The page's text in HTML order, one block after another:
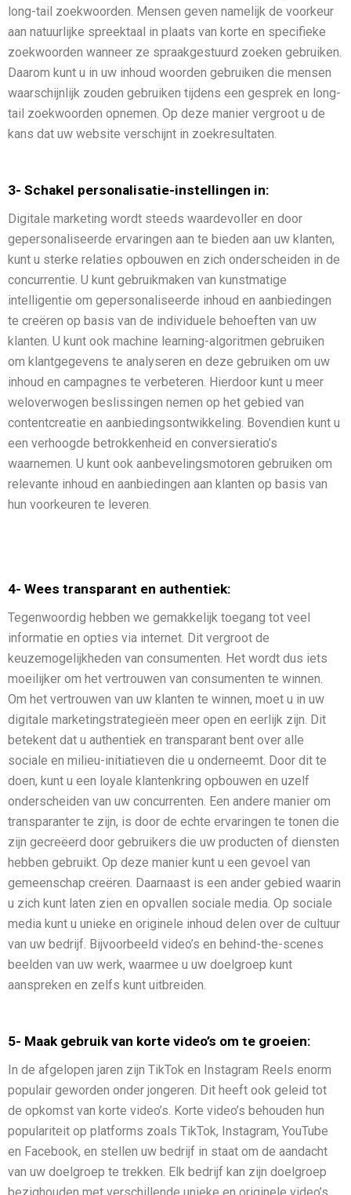
long-tail zoekwoorden. Mensen geven namelijk de voorkeur
aan natuurlijke spreektaal in plaats van korte en specifieke
zoekwoorden wanneer ze spraakgestuurd zoeken gebruiken.
Daarom kunt u in uw inhoud woorden gebruiken die mensen
waarschijnlijk zouden gebruiken tijdens een gesprek en long-
tail zoekwoorden opnemen. Op deze manier vergroot u de
kans dat uw website verschijnt in zoekresultaten.
3- Schakel personalisatie-instellingen in:
Digitale marketing wordt steeds waardevoller en door
gepersonaliseerde ervaringen aan te bieden aan uw klanten,
kunt u sterke relaties opbouwen en zich onderscheiden in de
concurrentie. U kunt gebruikmaken van kunstmatige
intelligentie om gepersonaliseerde inhoud en aanbiedingen
te creëren op basis van de individuele behoeften van uw
klanten. U kunt ook machine learning-algoritmen gebruiken
om klantgegevens te analyseren en deze gebruiken om uw
inhoud en campagnes te verbeteren. Hierdoor kunt u meer
weloverwogen beslissingen nemen op het gebied van
contentcreatie en aanbiedingsontwikkeling. Bovendien kunt u
een verhoogde betrokkenheid en conversieratio’s
waarnemen. U kunt ook aanbevelingsmotoren gebruiken om
relevante inhoud en aanbiedingen aan klanten op basis van
hun voorkeuren te leveren.
4- Wees transparant en authentiek:
Tegenwoordig hebben we gemakkelijk toegang tot veel
informatie en opties via internet. Dit vergroot de
keuzemogelijkheden van consumenten. Het wordt dus iets
moeilijker om het vertrouwen van consumenten te winnen.
Om het vertrouwen van uw klanten te winnen, moet u in uw
digitale marketingstrategieën meer open en eerlijk zijn. Dit
betekent dat u authentiek en transparant bent over alle
sociale en milieu-initiatieven die u onderneemt. Door dit te
doen, kunt u een loyale klantenkring opbouwen en uzelf
onderscheiden van uw concurrenten. Een andere manier om
transparanter te zijn, is door de echte ervaringen te tonen die
zijn gecreëerd door gebruikers die uw producten of diensten
hebben gebruikt. Op deze manier kunt u een gevoel van
gemeenschap creëren. Daarnaast is een ander gebied waarin
u zich kunt laten zien en opvallen sociale media. Op sociale
media kunt u unieke en originele inhoud delen over de cultuur
van uw bedrijf. Bijvoorbeeld video’s en behind-the-scenes
beelden van uw werk, waarmee u uw doelgroep kunt
aanspreken en zelfs kunt uitbreiden.
5- Maak gebruik van korte video’s om te groeien:
In de afgelopen jaren zijn TikTok en Instagram Reels enorm
populair geworden onder jongeren. Dit heeft ook geleid tot
de opkomst van korte video’s. Korte video’s behouden hun
populariteit op platforms zoals TikTok, Instagram, YouTube
en Facebook, en stellen uw bedrijf in staat om de aandacht
van uw doelgroep te trekken. Elk bedrijf kan zijn doelgroep